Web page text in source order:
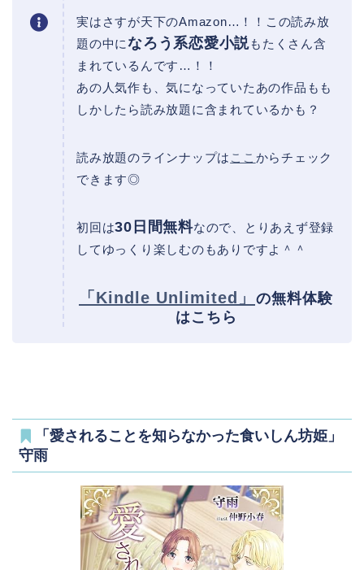
実はさすが天下のAmazon…！！この読み放
題の中になろう系恋愛小説もたくさん含
まれているんです…！！
あの人気作も、気になっていたあの作品もも
しかしたら読み放題に含まれているかも？
読み放題のラインナップは ここ からチェック
できます◎
初回は30日間無料なので、とりあえず登録
してゆっくり楽しむのもありですよ＾＾
「Kindle Unlimited」 の無料体験
はこちら
「愛されることを知らなかった食いしん坊姫」
守雨